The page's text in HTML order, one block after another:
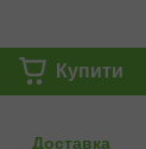
Купити
Доставка